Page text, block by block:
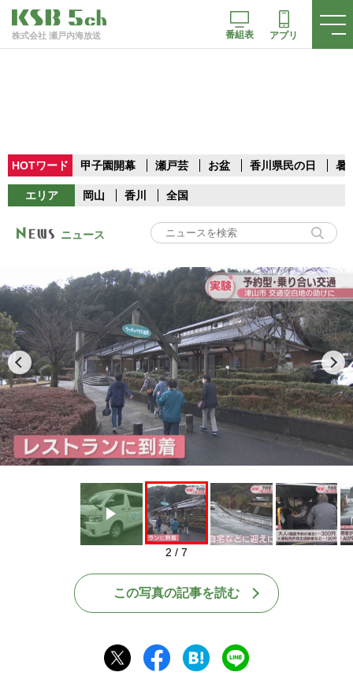
株式会社 瀬戸内海放送 番組表 アプリ
HOTワード 甲子園開幕 瀬戸芸 お盆 香川県民の日 暑
エリア 岡山 香川 全国
ニュース
Play
2 / 7
この写真の記事を読む